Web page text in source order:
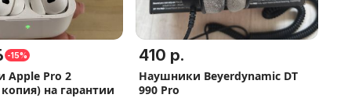
-15%
Apple Pro 2
на гарантии
410 р.
Наушники Beyerdynamic DT
990 Pro